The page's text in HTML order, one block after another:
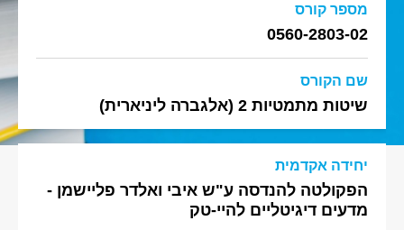
מספר קורס
0560-2803-02
שם הקורס
שיטות מתמטיות 2 (אלגברה ליניארית)
יחידה אקדמית
הפקולטה להנדסה ע"ש איבי ואלדר פליישמן -
מדעים דיגיטליים להיי-טק